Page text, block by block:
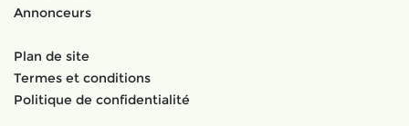
Annonceurs
Plan de site
Termes et conditions
Politique de confidentialité